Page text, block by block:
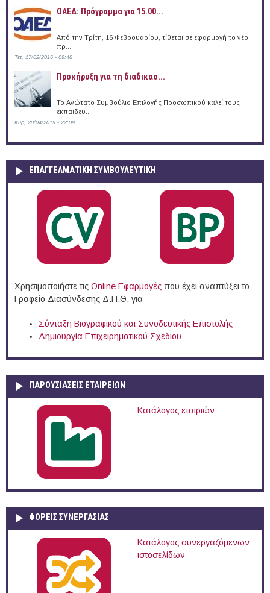
ΟΑΕΔ: Πρόγραμμα για 15.00...
Από την Τρίτη, 16 Φεβρουαρίου, τίθεται σε εφαρμογή το νέο
πρ...
Τετ, 17/02/2016 - 09:48
Προκήρυξη για τη διαδικασ...
Το Ανώτατο Συμβούλιο Επιλογής Προσωπικού καλεί τους
εκπαιδευ...
Κυρ, 28/04/2019 - 22:09
ΕΠΑΓΓΕΛΜΑΤΙΚΉ ΣΥΜΒΟΥΛΕΥΤΙΚΉ
Χρησιμοποιήστε τις Online Eφαρμογές που έχει αναπτύξει το
Γραφείο Διασύνδεσης Δ.Π.Θ. για
Σύνταξη Βιογραφικού και Συνοδευτικής Επιστολής
Δημιουργία Επιχειρηματικού Σχεδίου
ΠΑΡΟΥΣΙΆΣΕΙΣ ΕΤΑΙΡΕΙΏΝ
Κατάλογος εταιριών
ΦΟΡΕΙΣ ΣΥΝΕΡΓΑΣΙΑΣ
Κατάλογος συνεργαζόμενων
ιστοσελίδων